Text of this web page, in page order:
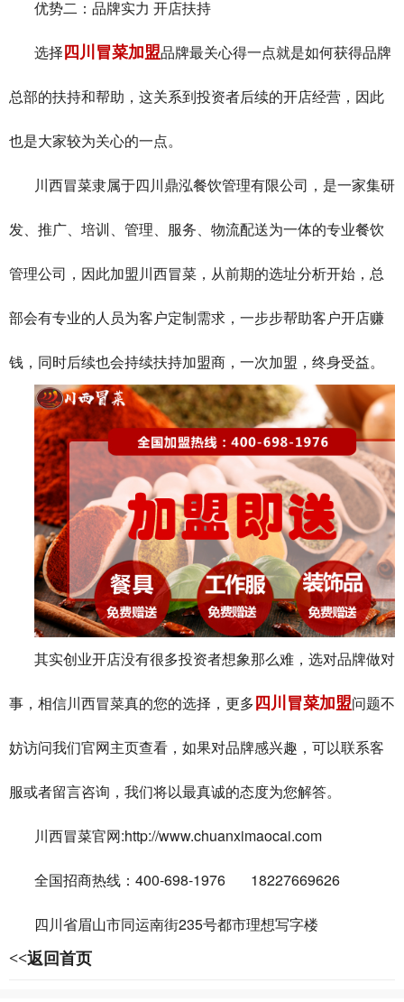
优势二：品牌实力 开店扶持
选择 四川冒菜加盟品牌最关心得一点就是如何获得品牌
总部的扶持和帮助，这关系到投资者后续的开店经营，因此
也是大家较为关心的一点。
川西冒菜隶属于四川鼎泓餐饮管理有限公司，是一家集研
发、推广、培训、管理、服务、物流配送为一体的专业餐饮
管理公司，因此加盟川西冒菜，从前期的选址分析开始，总
部会有专业的人员为客户定制需求，一步步帮助客户开店赚
钱，同时后续也会持续扶持加盟商，一次加盟，终身受益。
其实创业开店没有很多投资者想象那么难，选对品牌做对
事，相信川西冒菜真的您的选择，更多 四川冒菜加盟问题不
妨访问我们官网主页查看，如果对品牌感兴趣，可以联系客
服或者留言咨询，我们将以最真诚的态度为您解答。
川西冒菜官网 :http://www.chuanximaocai.com
全国招商热线： 400-698-1976 18227669626
四川省眉山市同运南街235号都市理想写字楼
<<返回首页